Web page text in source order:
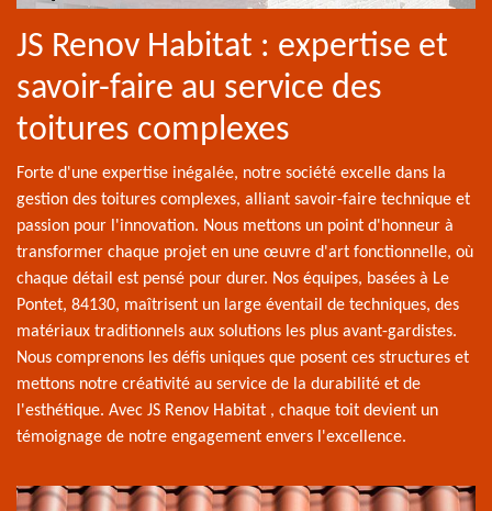
JS Renov Habitat : expertise et
savoir-faire au service des
toitures complexes
Forte d'une expertise inégalée, notre société excelle dans la
gestion des toitures complexes, alliant savoir-faire technique et
passion pour l'innovation. Nous mettons un point d'honneur à
transformer chaque projet en une œuvre d'art fonctionnelle, où
chaque détail est pensé pour durer. Nos équipes, basées à Le
Pontet, 84130, maîtrisent un large éventail de techniques, des
matériaux traditionnels aux solutions les plus avant-gardistes.
Nous comprenons les défis uniques que posent ces structures et
mettons notre créativité au service de la durabilité et de
l'esthétique. Avec JS Renov Habitat , chaque toit devient un
témoignage de notre engagement envers l'excellence.